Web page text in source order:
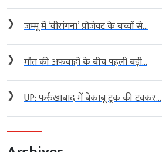
❯ जम्मू में ‘वीरांगना’ प्रोजेक्ट के बच्चों से...
❯ मौत की अफवाहों के बीच पहली बड़ी...
❯ UP: फर्रुखाबाद में बेकाबू ट्रक की टक्कर...